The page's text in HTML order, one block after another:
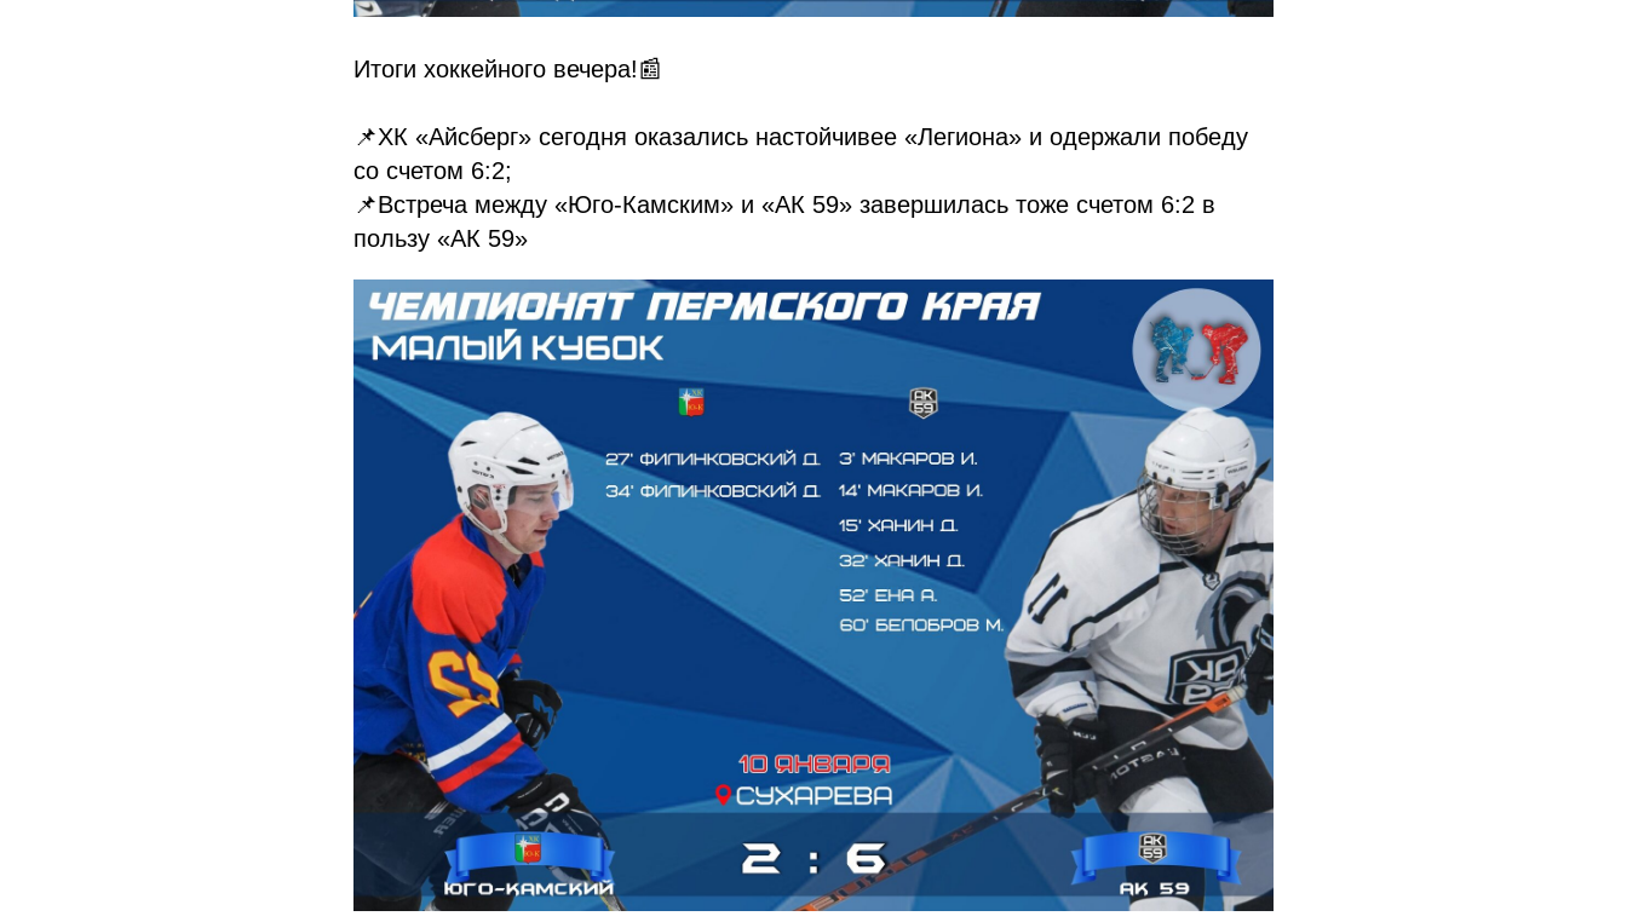
Итоги хоккейного вечера!📰
📌ХК «Айсберг» сегодня оказались настойчивее «Легиона» и одержали победу
со счетом 6:2;
📌Встреча между «Юго-Камским» и «АК 59» завершилась тоже счетом 6:2 в
пользу «АК 59»